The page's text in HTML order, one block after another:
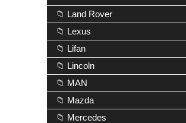
📁 Land Rover
📁 Lexus
📁 Lifan
📁 Lincoln
📁 MAN
📁 Mazda
📁 Mercedes